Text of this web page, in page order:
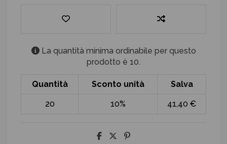
La quantità minima ordinabile per questo
prodotto è 10.
Quantità Sconto unità Salva
20 10% 41,40 €